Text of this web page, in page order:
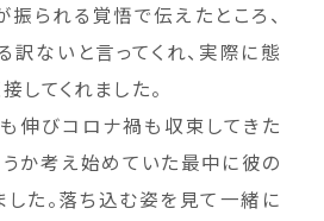
られる覚悟で伝えたところ、
訳ないと言ってくれ、実際に態
してくれました。
伸びコロナ禍も収束してきた
か考え始めていた最中に彼の
た。落ち込む姿を見て一緒に